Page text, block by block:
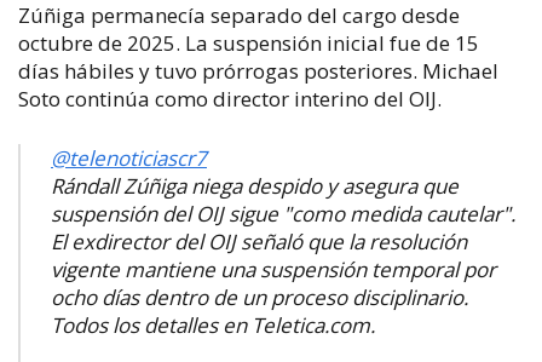
Zúñiga permanecía separado del cargo desde
octubre de 2025. La suspensión inicial fue de 15
días hábiles y tuvo prórrogas posteriores. Michael
Soto continúa como director interino del OIJ.
@telenoticiascr7
Rándall Zúñiga niega despido y asegura que
suspensión del OIJ sigue "como medida cautelar".
El exdirector del OIJ señaló que la resolución
vigente mantiene una suspensión temporal por
ocho días dentro de un proceso disciplinario.
Todos los detalles en Teletica.com.